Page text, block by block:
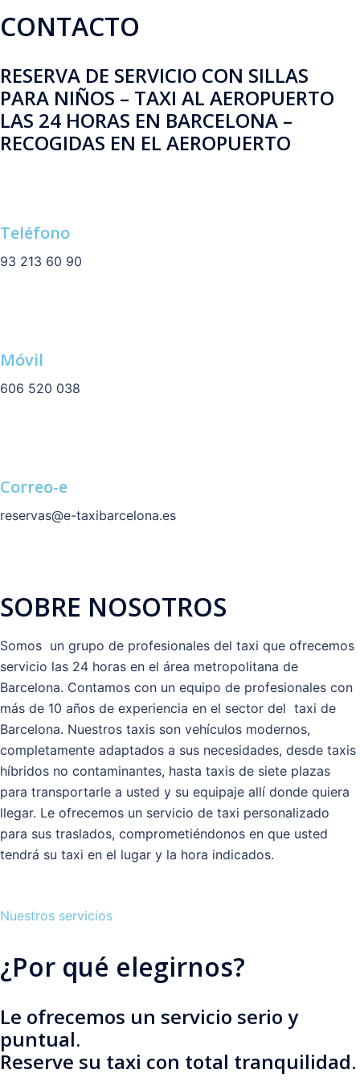
CONTACTO
RESERVA DE SERVICIO CON SILLAS
PARA NIÑOS – TAXI AL AEROPUERTO
LAS 24 HORAS EN BARCELONA –
RECOGIDAS EN EL AEROPUERTO
Teléfono
93 213 60 90
Móvil
606 520 038
Correo-e
reservas@e-taxibarcelona.es
SOBRE NOSOTROS
Somos un grupo de profesionales del taxi que ofrecemos
servicio las 24 horas en el área metropolitana de
Barcelona. Contamos con un equipo de profesionales con
más de 10 años de experiencia en el sector del taxi de
Barcelona. Nuestros taxis son vehículos modernos,
completamente adaptados a sus necesidades, desde taxis
híbridos no contaminantes, hasta taxis de siete plazas
para transportarle a usted y su equipaje allí donde quiera
llegar. Le ofrecemos un servicio de taxi personalizado
para sus traslados, comprometiéndonos en que usted
tendrá su taxi en el lugar y la hora indicados.
Nuestros servicios
¿Por qué elegirnos?
Le ofrecemos un servicio serio y
puntual.
Reserve su taxi con total tranquilidad.